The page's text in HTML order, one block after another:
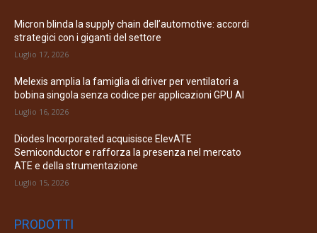
Micron blinda la supply chain dell’automotive: accordi
strategici con i giganti del settore
Luglio 17, 2026
Melexis amplia la famiglia di driver per ventilatori a
bobina singola senza codice per applicazioni GPU AI
Luglio 16, 2026
Diodes Incorporated acquisisce ElevATE
Semiconductor e rafforza la presenza nel mercato
ATE e della strumentazione
Luglio 15, 2026
PRODOTTI